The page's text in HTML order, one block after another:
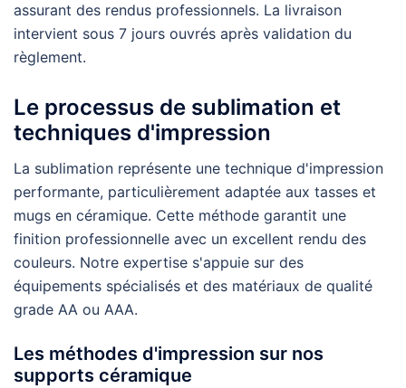
assurant des rendus professionnels. La livraison
intervient sous 7 jours ouvrés après validation du
règlement.
Le processus de sublimation et
techniques d'impression
La sublimation représente une technique d'impression
performante, particulièrement adaptée aux tasses et
mugs en céramique. Cette méthode garantit une
finition professionnelle avec un excellent rendu des
couleurs. Notre expertise s'appuie sur des
équipements spécialisés et des matériaux de qualité
grade AA ou AAA.
Les méthodes d'impression sur nos
supports céramique